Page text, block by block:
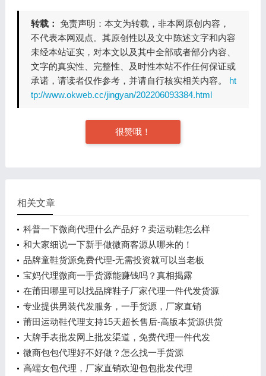
转载： 免责声明：本文为转载，非本网原创内容，
不代表本网观点。其原创性以及文中陈述文字和内容
未经本站证实，对本文以及其中全部或者部分内容、
文字的真实性、完整性、及时性本站不作任何保证或
承诺，请读者仅作参考，并请自行核实相关内容。 ht
tp://www.okweb.cc/jingyan/202206093384.html
很赞哦！
相关文章
科普一下微商代理什么产品好？卖运动鞋怎么样
和大家细说一下新手做微商客源从哪来的！
品牌童鞋货源免费代理-无需投资就可以当老板
宝妈代理微商一手货源能赚钱吗？真相揭露
在莆田哪里可以找品牌鞋子厂家代理一件代发货源
专业提供男装代发服务，一手货源，厂家直销
莆田运动鞋代理支持15天超长售后-高版本货源供货
渠道
大牌手表批发网上批发渠道，免费代理一件代发
微商包包代理好不好做？怎么找一手货源
高端女包代理，厂家直销欢迎包包批发代理